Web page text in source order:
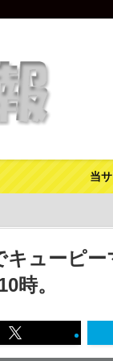
当
キューピ
時。